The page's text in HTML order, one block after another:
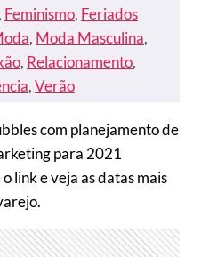
, Feminismo, Feriados
, Moda Masculina
, Relacionamento
, Verão
com planejamento de
para 2021
link e veja as datas mais